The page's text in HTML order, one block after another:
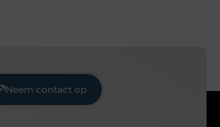
Neem contact op